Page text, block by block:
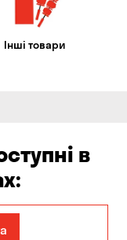
Інші товари
в